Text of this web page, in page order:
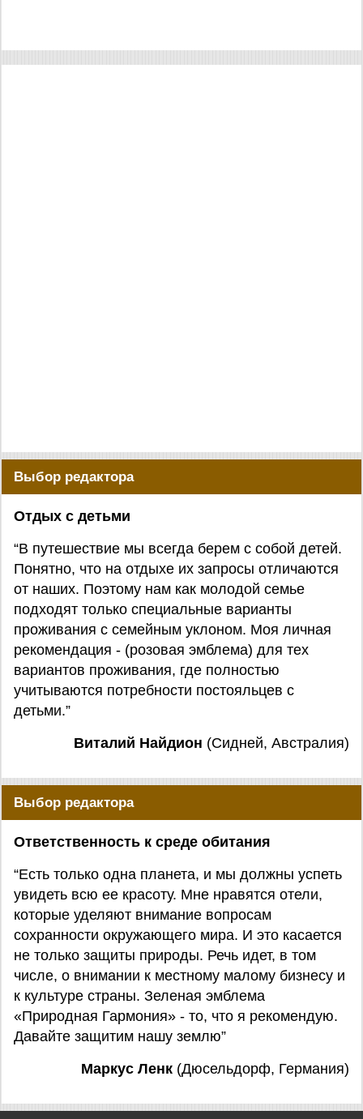
Выбор редактора
Отдых с детьми
“В путешествие мы всегда берем с собой детей.
Понятно, что на отдыхе их запросы отличаются
от наших. Поэтому нам как молодой семье
подходят только специальные варианты
проживания с семейным уклоном. Моя личная
рекомендация - (розовая эмблема) для тех
вариантов проживания, где полностью
учитываются потребности постояльцев с
детьми.”
Виталий Найдион (Сидней, Австралия)
Выбор редактора
Ответственность к среде обитания
“Есть только одна планета, и мы должны успеть
увидеть всю ее красоту. Мне нравятся отели,
которые уделяют внимание вопросам
сохранности окружающего мира. И это касается
не только защиты природы. Речь идет, в том
числе, о внимании к местному малому бизнесу и
к культуре страны. Зеленая эмблема
«Природная Гармония» - то, что я рекомендую.
Давайте защитим нашу землю”
Маркус Ленк (Дюсельдорф, Германия)